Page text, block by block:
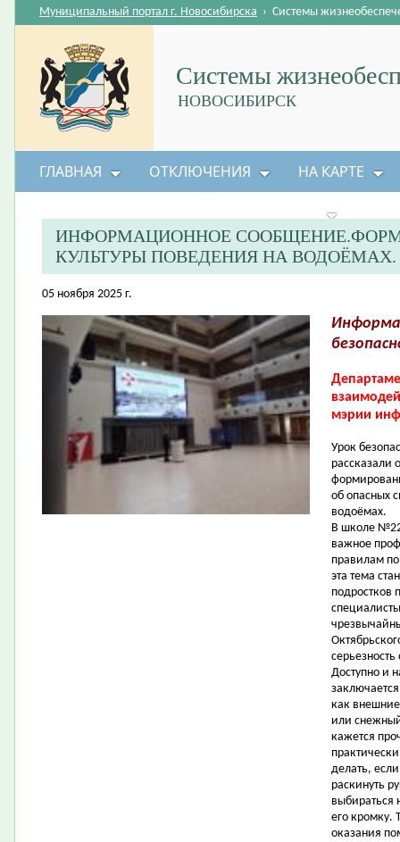
Системы
НОВОСИБИРСК
Муниципальный портал г. Новосибирска › Системы
ГЛАВНАЯ ОТКЛЮЧЕНИЯ НА КАРТЕ
ИНФОРМАЦИОННОЕ
КУЛЬТУРЫ ПОВЕДЕНИЯ НА ВОДОЁМАХ.
05 ноября 2025 г.
мэрии
Урок
рассказали
об опасных
водоёмах.
В школе
важное
правилам
эта тема
подростков
Доступно и
как
или
кажется
делать,
раскинуть
выбираться
его кромку.
оказания